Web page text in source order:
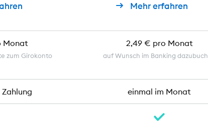
Mehrerfahren
Monat
zum Girokonto
2,49 € pro Monat
auf Wunsch im Banking
einmal im Monat